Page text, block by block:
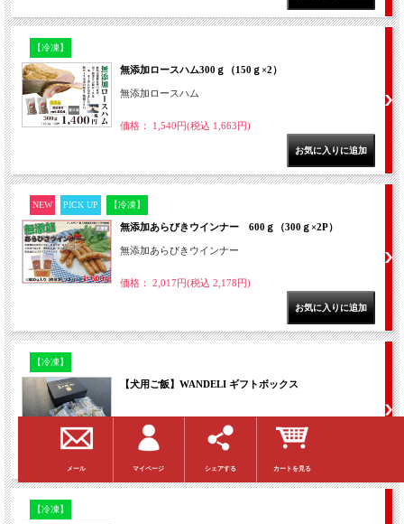
【冷凍】
無添加ロースハム300ｇ（150ｇ×2）
無添加ロースハム
価格： 1,540円(税込 1,663円)
NEW PICK UP 【冷凍】
無添加あらびきウインナー 600ｇ（300ｇ×2P）
無添加あらびきウインナー
価格： 2,017円(税込 2,178円)
【冷凍】
【犬用ご飯】WANDELI ギフトボックス
価格： 2,273円(税込 2,500円)
【冷凍】
メール マイページ シェアする カートを見る